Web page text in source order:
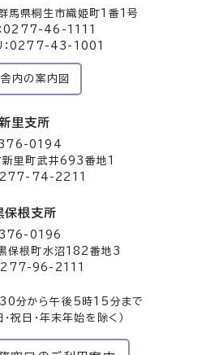
県桐生市織姫町1番1号
0277-46-1111
リ：0277-43-1001
内の案内図
里支所
0194
新里町武井693番地1
74-2211
保根支所
376-0196
保根町水沼182番地3
0277-96-2111
30分から午後5時15分まで
・祝日・年末年始を除く）